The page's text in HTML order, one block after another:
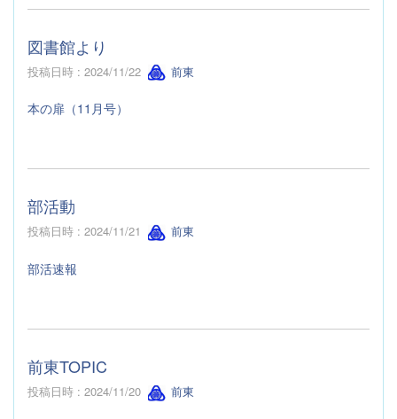
図書館より
投稿日時 : 2024/11/22 前東
本の扉（11月号）
部活動
投稿日時 : 2024/11/21 前東
部活速報
前東TOPIC
投稿日時 : 2024/11/20 前東